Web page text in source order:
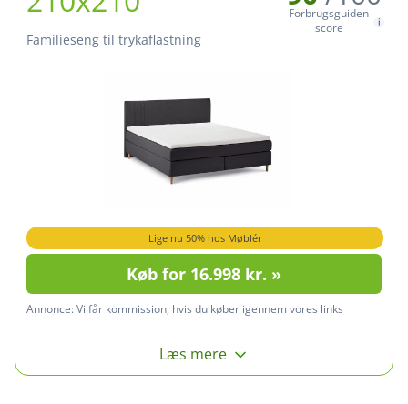
Familieseng til trykaflastning
Forbrugsguiden
score
Lige nu 50% hos Møblér
Køb for 16.998 kr. »
Annonce:Vi får kommission, hvis du køber igennem vores links
Læs mere